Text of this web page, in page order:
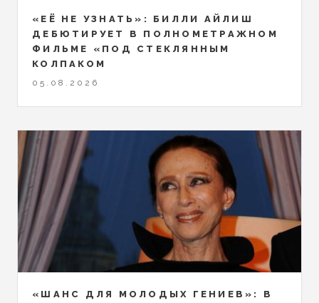
«ЕЁ НЕ УЗНАТЬ»: БИЛЛИ АЙЛИШ
ДЕБЮТИРУЕТ В ПОЛНОМЕТРАЖНОМ
ФИЛЬМЕ «ПОД СТЕКЛЯННЫМ
КОЛПАКОМ
05.08.2026
«ШАНС ДЛЯ МОЛОДЫХ ГЕНИЕВ»: В